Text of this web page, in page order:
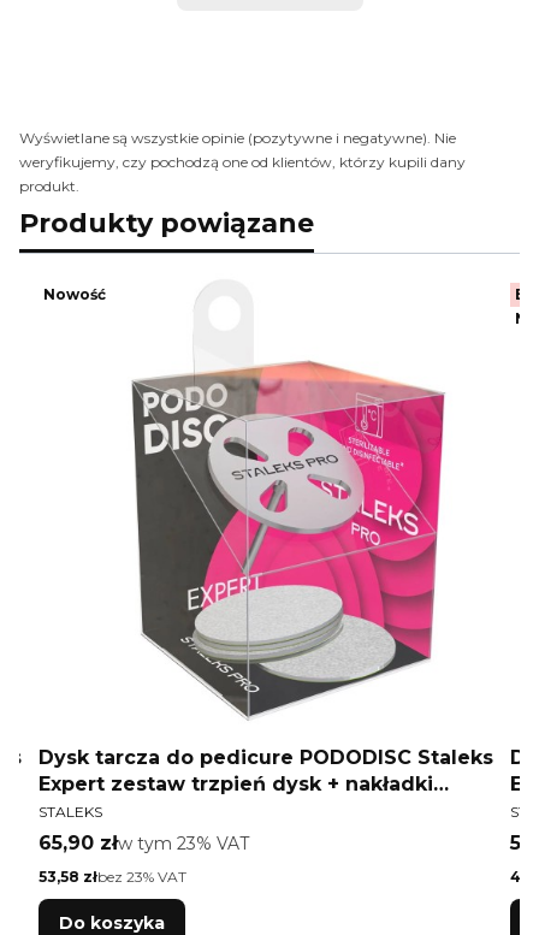
Wyświetlane są wszystkie opinie (pozytywne i negatywne). Nie
weryfikujemy, czy pochodzą one od klientów, którzy kupili dany
produkt.
Produkty powiązane
Nowość
Dysk tarcza do pedicure PODODISC Staleks
Expert zestaw trzpień dysk + nakładki
tarcze wymienne L 180 grit 25 mm 5 szt
PRODUCENT
STALEKS
Cena brutto
65,90 złw tym %s VAT
w tym 23% VAT
Cena netto
53,58 złbez 23% VAT
Do koszyka